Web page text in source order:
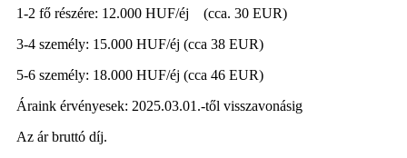
1-2 fő részére: 12.000 HUF/éj (cca. 30 EUR)
3-4 személy: 15.000 HUF/éj (cca 38 EUR)
5-6 személy: 18.000 HUF/éj (cca 46 EUR)
Áraink érvényesek: 2025.03.01.-től visszavonásig
Az ár bruttó díj.